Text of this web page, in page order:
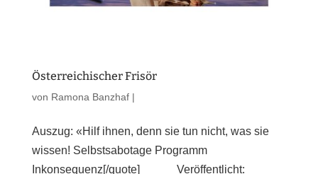
Österreichischer Frisör
von Ramona Banzhaf|
Auszug: «Hilf ihnen, denn sie tun nicht, was sie
wissen! Selbstsabotage Programm
Inkonsequenz[/quote] Veröffentlicht: